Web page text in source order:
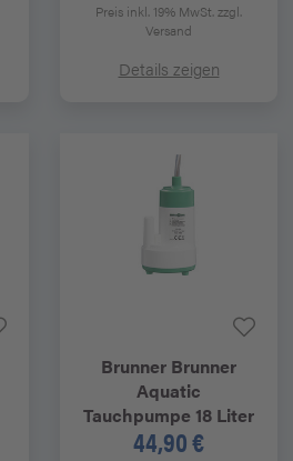
Preis inkl. 19% MwSt.zzgl.
Versand
Details zeigen
Brunner Brunner
Aquatic
Tauchpumpe 18 Liter
44,90 €